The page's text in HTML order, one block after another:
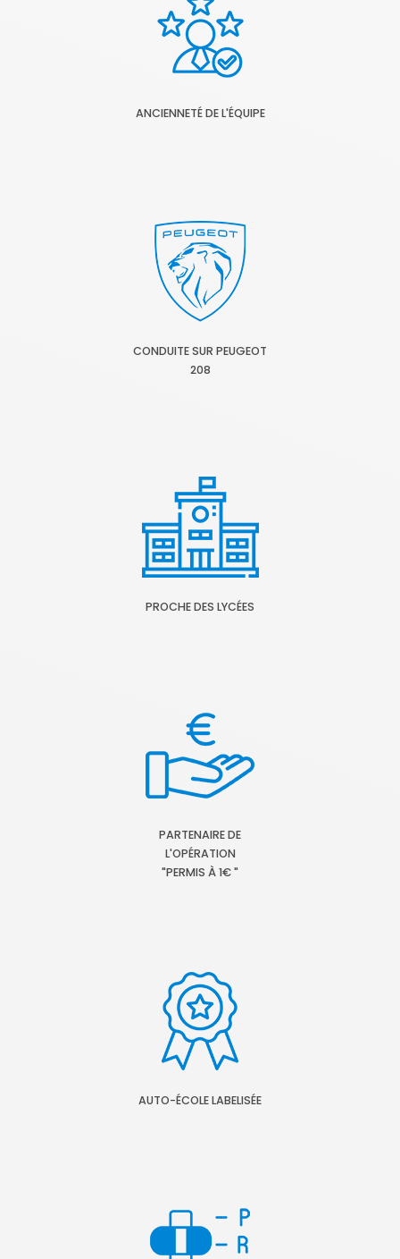
ANCIENNETÉ DE L'ÉQUIPE
CONDUITE SUR PEUGEOT
208
PROCHE DES LYCÉES
PARTENAIRE DE
L'OPÉRATION
"PERMIS À 1€ "
AUTO-ÉCOLE LABELISÉE